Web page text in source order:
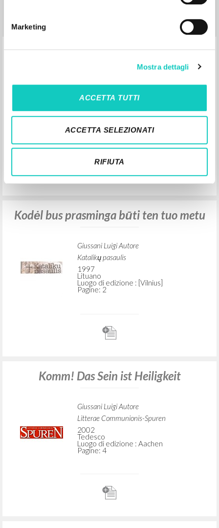
Marketing
Mostra dettagli
ACCETTA TUTTI
ACCETTA SELEZIONATI
RIFIUTA
Kodėl Bažnyčia? Trečia trilogijos dalis
Katalikų Pasaulio Leidiniai
Lituano
Luogo di edizione : Vilnius
Pagine: 260
ISBN : 978-9955-29-046-9
Kodėl bus prasminga būti ten tuo metu
Giussani Luigi Autore
Katalikų pasaulis
1997
Lituano
Luogo di edizione : [Vilnius]
Pagine: 2
Komm! Das Sein ist Heiligkeit
Giussani Luigi Autore
Litterae Communionis-Spuren
2002
Tedesco
Luogo di edizione : Aachen
Pagine: 4